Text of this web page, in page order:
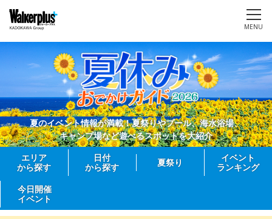
MENU
夏のイベント情報が満載！夏祭りやプール、海水浴場、
キャンプ場など遊べるスポットを大紹介
エリア
から探す
日付
から探す
夏祭り
イベント
ランキング
今日開催
イベント